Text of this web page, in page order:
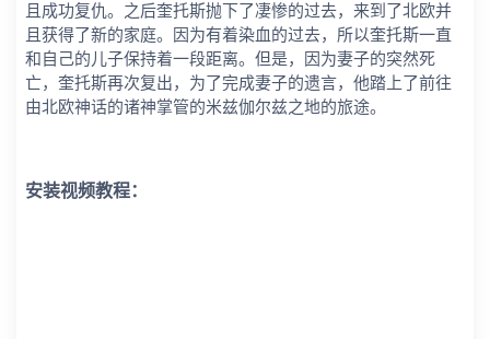
且成功复仇。之后奎托斯抛下了凄惨的过去，来到了北欧并
且获得了新的家庭。因为有着染血的过去，所以奎托斯一直
和自己的儿子保持着一段距离。但是，因为妻子的突然死
亡，奎托斯再次复出，为了完成妻子的遗言，他踏上了前往
由北欧神话的诸神掌管的米兹伽尔兹之地的旅途。
安装视频教程：